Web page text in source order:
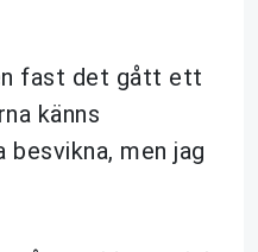
fast det gått ett
känns
men jag